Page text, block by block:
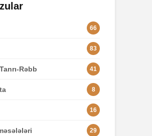
66
83
Rəbb 41
8
16
29